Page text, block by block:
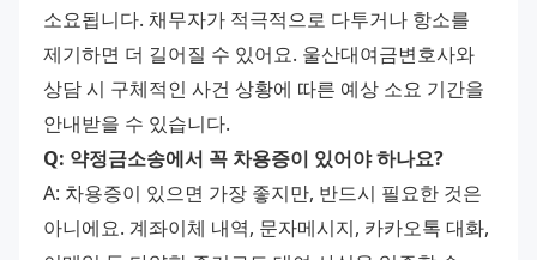
소요됩니다. 채무자가 적극적으로 다투거나 항소를
제기하면 더 길어질 수 있어요. 울산대여금변호사와
상담 시 구체적인 사건 상황에 따른 예상 소요 기간을
안내받을 수 있습니다.
Q: 약정금소송에서 꼭 차용증이 있어야 하나요?
A: 차용증이 있으면 가장 좋지만, 반드시 필요한 것은
아니에요. 계좌이체 내역, 문자메시지, 카카오톡 대화,